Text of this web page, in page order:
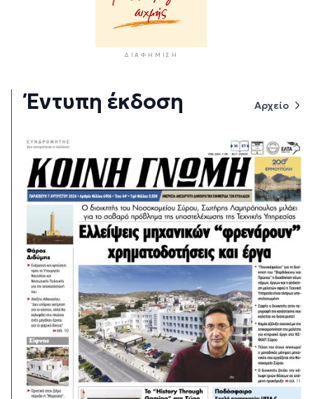
ΔΙΑΦΉΜΙΣΗ
Έντυπη έκδοση Αρχείο